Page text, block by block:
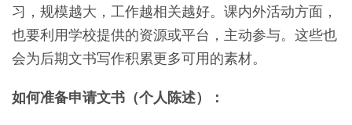
习，规模越大，工作越相关越好。课内外活动方面，
也要利用学校提供的资源或平台，主动参与。这些也
会为后期文书写作积累更多可用的素材。
如何准备申请文书（个人陈述）：